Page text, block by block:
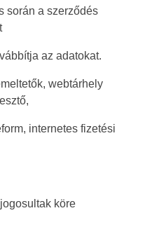
során a szerződés
az adatokat.
webtárhely
internetes fizetési
köre